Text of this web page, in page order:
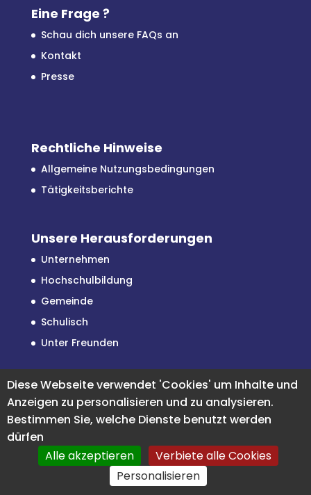
Eine Frage ?
Schau dich unsere FAQs an
Kontakt
Presse
Rechtliche Hinweise
Allgemeine Nutzungsbedingungen
Tätigkeitsberichte
Unsere Herausforderungen
Unternehmen
Hochschulbildung
Gemeinde
Schulisch
Unter Freunden
Facebook Instagram LinkedIn
Unterstützen Sie uns auf1% for the planet
Diese Webseite verwendet 'Cookies' um Inhalte und
Anzeigen zu personalisieren und zu analysieren.
Bestimmen Sie, welche Dienste benutzt werden
dürfen
Alle akzeptieren
Verbiete alle Cookies
Personalisieren